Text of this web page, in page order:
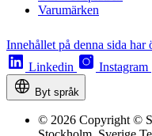
Varumärken
Innehållet på denna sida
Linkedin
Instagram
Byt språk
© 2026 Copyright ©